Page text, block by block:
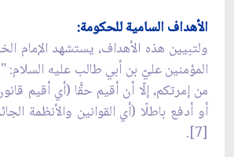
الأهداف السامية للحكومة:
ولتبيين هذه الأهداف، يستشهد الإمام
المؤمنين عليّ بن أبي طالب عليه السلام:
من إمرتكم، إلّا أن أقيم حقًّا (أي أقيم
[7].